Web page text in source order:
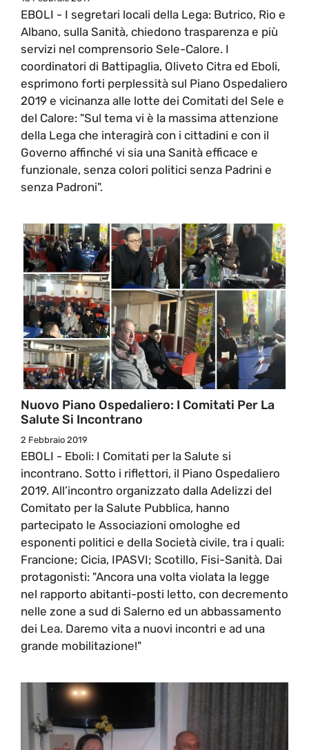
EBOLI - I segretari locali della Lega: Butrico, Rio e
Albano, sulla Sanità, chiedono trasparenza e più
servizi nel comprensorio Sele-Calore. I
coordinatori di Battipaglia, Oliveto Citra ed Eboli,
esprimono forti perplessità sul Piano Ospedaliero
2019 e vicinanza alle lotte dei Comitati del Sele e
del Calore: "Sul tema vi è la massima attenzione
della Lega che interagirà con i cittadini e con il
Governo affinché vi sia una Sanità efficace e
funzionale, senza colori politici senza Padrini e
senza Padroni".
Nuovo Piano Ospedaliero: I Comitati Per La
Salute Si Incontrano
2 Febbraio 2019
EBOLI - Eboli: I Comitati per la Salute si
incontrano. Sotto i riflettori, il Piano Ospedaliero
2019. All’incontro organizzato dalla Adelizzi del
Comitato per la Salute Pubblica, hanno
partecipato le Associazioni omologhe ed
esponenti politici e della Società civile, tra i quali:
Francione; Cicia, IPASVI; Scotillo, Fisi-Sanità. Dai
protagonisti: "Ancora una volta violata la legge
nel rapporto abitanti-posti letto, con decremento
nelle zone a sud di Salerno ed un abbassamento
dei Lea. Daremo vita a nuovi incontri e ad una
grande mobilitazione!"